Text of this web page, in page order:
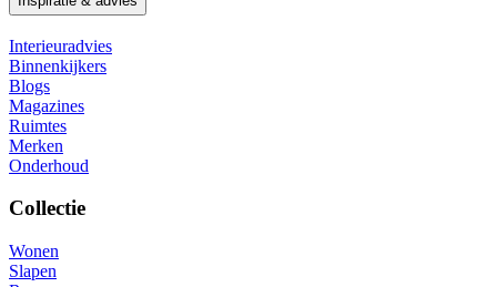
Interieuradvies
Binnenkijkers
Blogs
Magazines
Ruimtes
Merken
Onderhoud
Collectie
Wonen
Slapen